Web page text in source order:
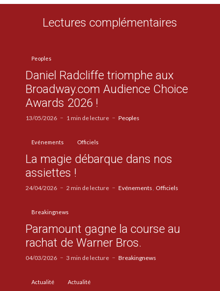
Lectures complémentaires
Peoples
Daniel Radcliffe triomphe aux
Broadway.com Audience Choice
Awards 2026 !
13/05/2026 1 min de lecture Peoples
Evénements Officiels
La magie débarque dans nos
assiettes !
24/04/2026 2 min de lecture Evénements Officiels
Breakingnews
Paramount gagne la course au
rachat de Warner Bros.
04/03/2026 3 min de lecture Breakingnews
Actualité Actualité